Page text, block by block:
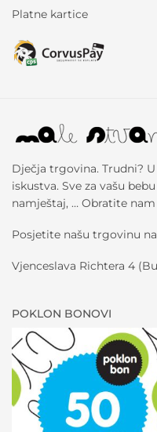
Platne kartice
Dječja trgovina. Trudni?
iskustva. Sve za vašu
namještaj, … Obratite
Posjetite našu trgovinu
Vjenceslava Richtera 4
POKLON BONOVI